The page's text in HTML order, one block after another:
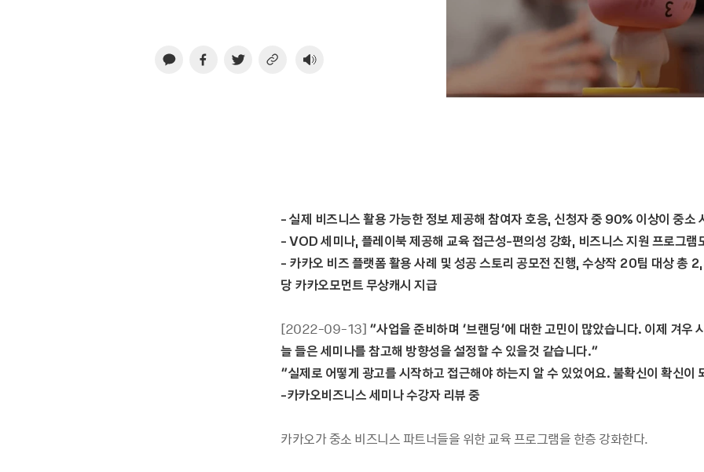
-실제 비즈니스활용가능한정보제공해 참여자호응, 신청자중 90% 이상이 중소
- VOD세미나, 플레이북제공해 교육접근성-편의성 강화, 비즈니스지원프로그램
- 카카오 비즈플랫폼활용사례 및성공스토리 공모전 진행, 수상작 20팀 대상총
당 카카오모먼트무상캐시 지급
[2022-09-13] “사업을준비하며 ‘브랜딩’에 대한고민이 많았습니다. 이제 겨우
늘들은세미나를참고해 방향성을설정할수 있을것 같습니다.”
“실제로 어떻게 광고를시작하고접근해야 하는지 알수 있었어요.불확신이 확신이
-카카오비즈니스세미나수강자 리뷰중
카카오가 중소 비즈니스 파트너들을 위한 교육 프로그램을 한층 강화한다.